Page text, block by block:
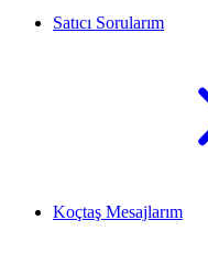
Satıcı Sorularım
Koçtaş Mesajlarım